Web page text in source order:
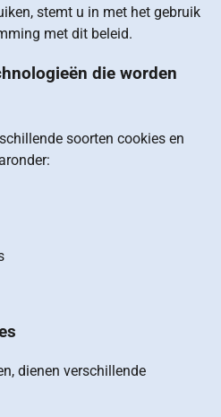
stemt u in met het gebruik
met dit beleid.
die worden
soorten cookies en
dienen verschillende